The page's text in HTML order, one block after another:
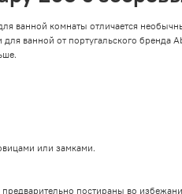
ванной комнаты отличается
ванной от португальского бренда
или замками.
постираны во